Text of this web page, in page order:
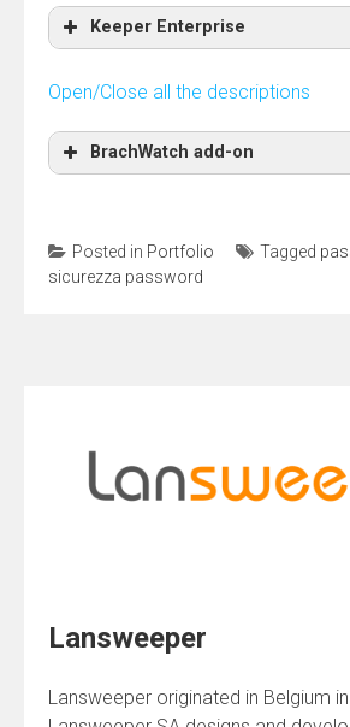
Keeper Enterprise
Open/Close all the descriptions
BrachWatch add-on
Posted in Portfolio Tagged
sicurezza password
Lansweeper
Lansweeper originated in Belgium